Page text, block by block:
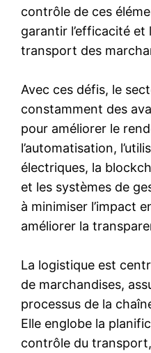
contrôle de ces
garantir l’efficacité et
transport des
Avec ces défis, le
constamment des
pour améliorer le
l’automatisation,
électriques, la
et les systèmes de
à minimiser l’impact
améliorer la
La logistique est
de marchandises,
processus de la
Elle englobe la
contrôle du